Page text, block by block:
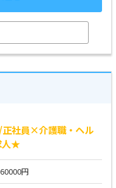
社員×介護職・ヘル
人★
円